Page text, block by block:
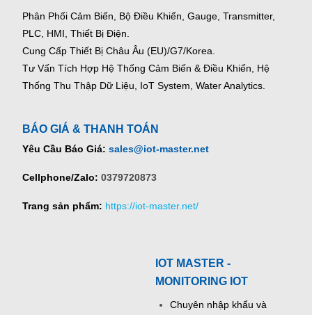
Phân Phối Cảm Biến, Bộ Điều Khiển, Gauge, Transmitter,
PLC, HMI, Thiết Bị Điện.
Cung Cấp Thiết Bị Châu Âu (EU)/G7/Korea.
Tư Vấn Tích Hợp Hệ Thống Cảm Biến & Điều Khiển, Hệ
Thống Thu Thập Dữ Liệu, IoT System, Water Analytics.
BÁO GIÁ & THANH TOÁN
Yêu Cầu Báo Giá: sales@iot-master.net
Cellphone/Zalo: 0379720873
Trang sản phẩm: https://iot-master.net/
IOT MASTER -
MONITORING IOT
Chuyên nhập khẩu và